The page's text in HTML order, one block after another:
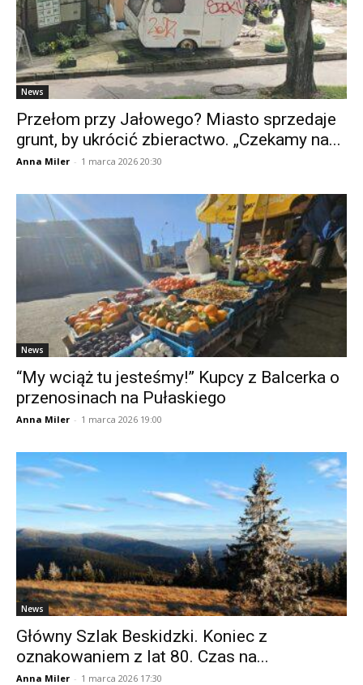
News
Przełom przy Jałowego? Miasto sprzedaje
grunt, by ukrócić zbieractwo. „Czekamy na...
Anna Miler - 1 marca 2026 20:30
News
“My wciąż tu jesteśmy!” Kupcy z Balcerka o
przenosinach na Pułaskiego
Anna Miler - 1 marca 2026 19:00
News
Główny Szlak Beskidzki. Koniec z
oznakowaniem z lat 80. Czas na...
Anna Miler - 1 marca 2026 17:30